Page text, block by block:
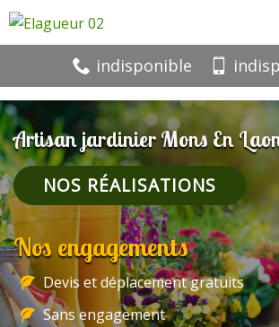
indisponible
Artisan jardinier Mons En
NOS RÉALISATIONS
Nos engagements
Devis et déplacement gratuits
Sans engagement